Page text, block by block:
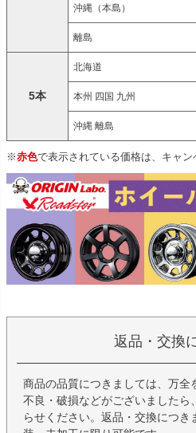
沖縄（本島）
離島
5本
北海道
本州 四国 九州
沖縄 離島
※赤色で表示されている価格は、キャン
返品・交換
商品の品質につきましては、万全
不良・破損などがございましたら
らせください。返品・交換につ